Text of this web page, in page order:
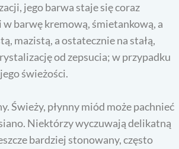
jego barwa staje się coraz
barwę kremową, śmietankową, a
mazistą, a ostatecznie na stałą,
od zepsucia; w przypadku
świeżości.
Świeży, płynny miód może pachnieć
Niektórzy wyczuwają delikatną
bardziej stonowany, często